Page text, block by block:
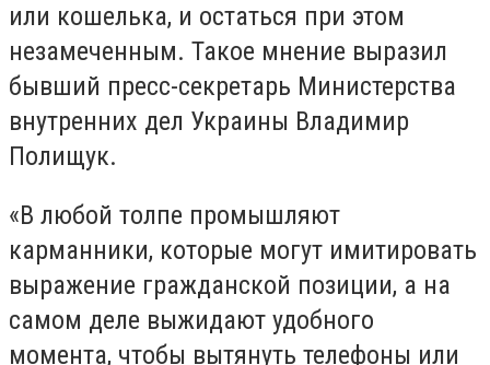
или кошелька, и остаться при этом
незамеченным. Такое мнение выразил
бывший пресс-секретарь Министерства
внутренних дел Украины Владимир
Полищук.
«В любой толпе промышляют
карманники, которые могут имитировать
выражение гражданской позиции, а на
самом деле выжидают удобного
момента, чтобы вытянуть телефоны или